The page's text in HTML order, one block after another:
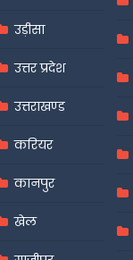
उड़ीसा
उत्तर प्रदेश
उत्तराखण्ड
करियर
कानपुर
खेल